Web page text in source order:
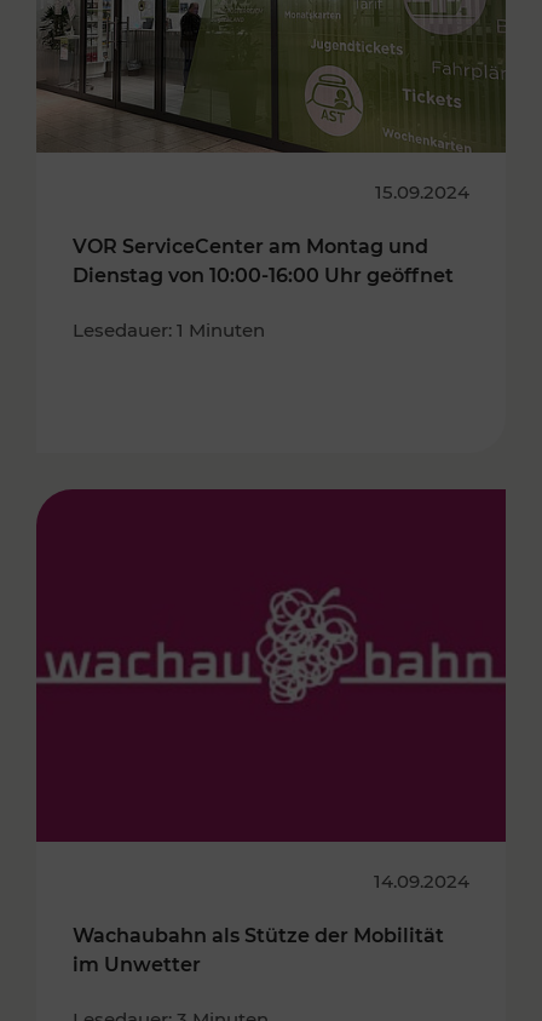
15.09.2024
VOR ServiceCenter am Montag und
Dienstag von 10:00-16:00 Uhr geöffnet
Lesedauer: 1 Minuten
14.09.2024
Wachaubahn als Stütze der Mobilität
im Unwetter